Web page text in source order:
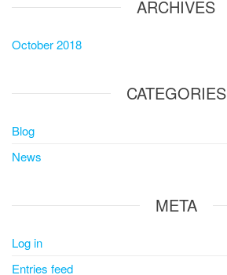
ARCHIVES
October 2018
CATEGORIES
Blog
News
META
Log in
Entries feed